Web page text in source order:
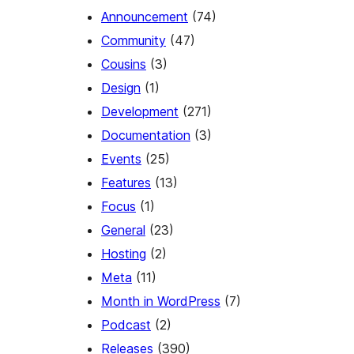
Announcement (74)
Community (47)
Cousins (3)
Design (1)
Development (271)
Documentation (3)
Events (25)
Features (13)
Focus (1)
General (23)
Hosting (2)
Meta (11)
Month in WordPress (7)
Podcast (2)
Releases (390)